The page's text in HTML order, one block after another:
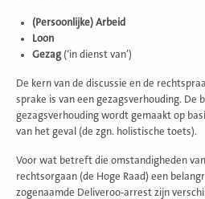
(Persoonlijke) Arbeid
Loon
Gezag (‘in dienst van’)
De kern van de discussie en de
sprake is van een gezagsverhouding. De
gezagsverhouding wordt gemaakt op
van het geval (de zgn. holistische toets).
Voor wat betreft die omstandigheden
rechtsorgaan (de Hoge Raad) een
zogenaamde Deliveroo-arrest zijn